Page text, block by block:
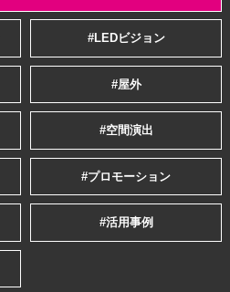
#LEDビジョン
#屋外
#空間演出
#プロモーション
#活用事例